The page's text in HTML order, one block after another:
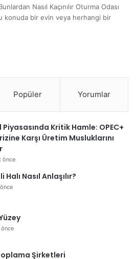
Nasıl Kaçınılır Oturma Odası
konuda bir evin veya herhangi bir
Popüler Yorumlar
Kritik Hamle: OPEC+
Karşı Üretim Musluklarını
önce
Halı Nasıl Anlaşılır?
önce
Şirketleri